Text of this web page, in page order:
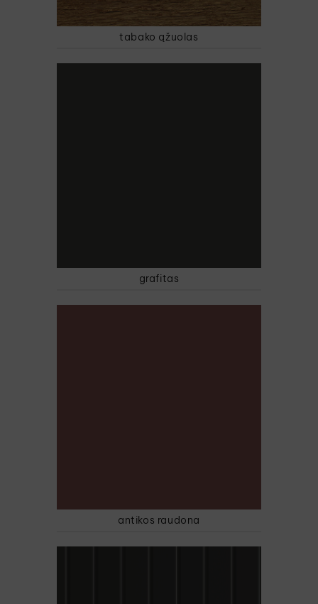
tabako ąžuolas
grafitas
antikos raudona